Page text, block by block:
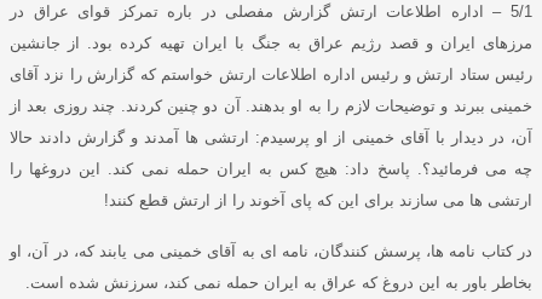
5/1
–
اداره اطلاعات ارتش گزارش مفصلی در باره تمرکز قوای عراق در
مرزهای ایران و قصد رژیم عراق به جنگ با ایران تهیه کرده بود
از جانشین
رئیس ستاد ارتش و رئیس اداره اطلاعات ارتش خواستم که گزارش را نزد آقای
خمینی ببرند و توضیحات لازم را به او بدهند
آن دو چنین کردند
چند روزی بعد از
آن، در دیدار با آقای خمینی از او پرسیدم:
ارتشی ها آمدند و گزارش دادند حالا
چه می فرمائید؟
پاسخ داد : هیچ کس به ایران حمله نمی کند
این دروغها را
ارتشی ها می سازند برای این که پای آخوند را از ارتش قطع کنند !
در کتاب نامه ها، پرسش کنندگان، نامه ای به آقای خمینی می یابند که، در آن، او
بخاطر باور به این دروغ که عراق به ایران حمله نمی کند، سرزنش شده است